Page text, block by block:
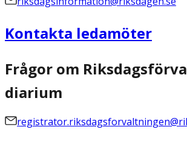
Kontakta ledamöter
Frågor om
diarium